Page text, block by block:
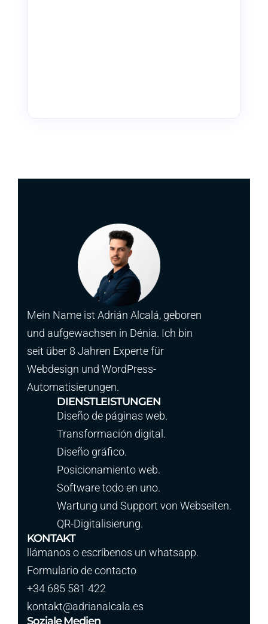
Mein Name ist Adrián Alcalá, geboren
und aufgewachsen in Dénia. Ich bin
seit über 8 Jahren Experte für
Webdesign und WordPress-
Automatisierungen.
DIENSTLEISTUNGEN
Diseño de páginas web.
Transformación digital.
Diseño gráfico.
Posicionamiento web.
Software todo en uno.
Wartung und Support von Webseiten.
QR-Digitalisierung.
KONTAKT
llámanos o escríbenos un whatsapp.
Formulario de contacto
+34 685 581 422
kontakt@adrianalcala.es
Soziale Medien